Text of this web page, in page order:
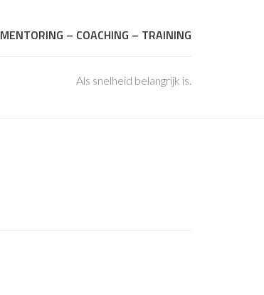
MENTORING – COACHING – TRAINING
Als snelheid belangrijk is.